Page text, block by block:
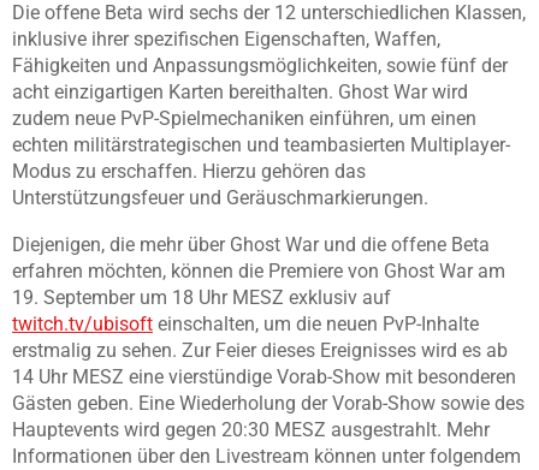
Die offene Beta wird sechs der 12 unterschiedlichen Klassen,
inklusive ihrer spezifischen Eigenschaften, Waffen,
Fähigkeiten und Anpassungsmöglichkeiten, sowie fünf der
acht einzigartigen Karten bereithalten. Ghost War wird
zudem neue PvP-Spielmechaniken einführen, um einen
echten militärstrategischen und teambasierten Multiplayer-
Modus zu erschaffen. Hierzu gehören das
Unterstützungsfeuer und Geräuschmarkierungen.
Diejenigen, die mehr über Ghost War und die offene Beta
erfahren möchten, können die Premiere von Ghost War am
19. September um 18 Uhr MESZ exklusiv auf
twitch.tv/ubisoft einschalten, um die neuen PvP-Inhalte
erstmalig zu sehen. Zur Feier dieses Ereignisses wird es ab
14 Uhr MESZ eine vierstündige Vorab-Show mit besonderen
Gästen geben. Eine Wiederholung der Vorab-Show sowie des
Hauptevents wird gegen 20:30 MESZ ausgestrahlt. Mehr
Informationen über den Livestream können unter folgendem